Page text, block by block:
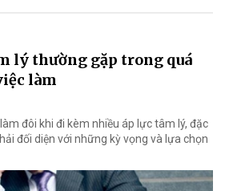
lý thường gặp trong quá
làm
đôi khi đi kèm nhiều áp lực tâm lý, đặc
đối diện với những kỳ vọng và lựa chọn